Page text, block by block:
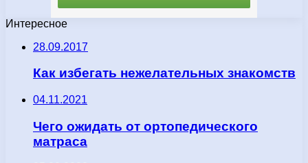
Интересное
28.09.2017
Как избегать нежелательных знакомств
04.11.2021
Чего ожидать от ортопедического
матраса